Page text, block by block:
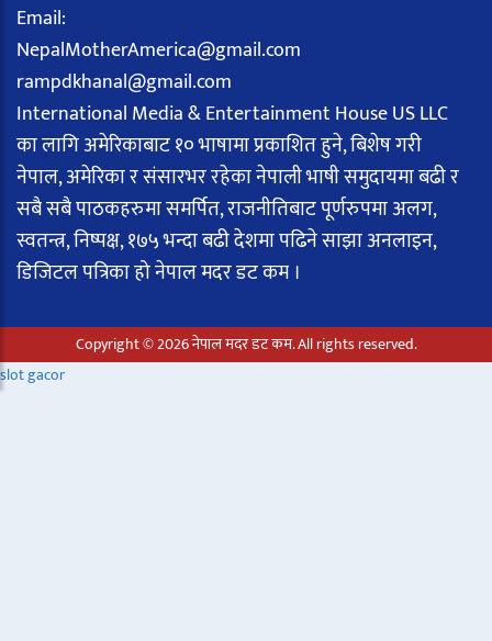
Email:
NepalMotherAmerica@gmail.com
rampdkhanal@gmail.com
International Media & Entertainment House US LLC
का लागि अमेरिकाबाट १० भाषामा प्रकाशित हुने, बिशेष गरी
नेपाल, अमेरिका र संसारभर रहेका नेपाली भाषी समुदायमा बढी र
सबै सबै पाठकहरुमा समर्पित, राजनीतिबाट पूर्णरुपमा अलग,
स्वतन्त्र, निष्पक्ष, १७५ भन्दा बढी देशमा पढिने साझा अनलाइन,
डिजिटल पत्रिका हो नेपाल मदर डट कम ।
Copyright © 2026 नेपाल मदर डट कम. All rights reserved.
slot gacor